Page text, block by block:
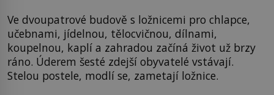
Ve dvoupatrové budově s ložnicemi pro chlapce,
učebnami, jídelnou, tělocvičnou, dílnami,
koupelnou, kaplí a zahradou začíná život už brzy
ráno. Úderem šesté zdejší obyvatelé vstávají.
Stelou postele, modlí se, zametají ložnice.